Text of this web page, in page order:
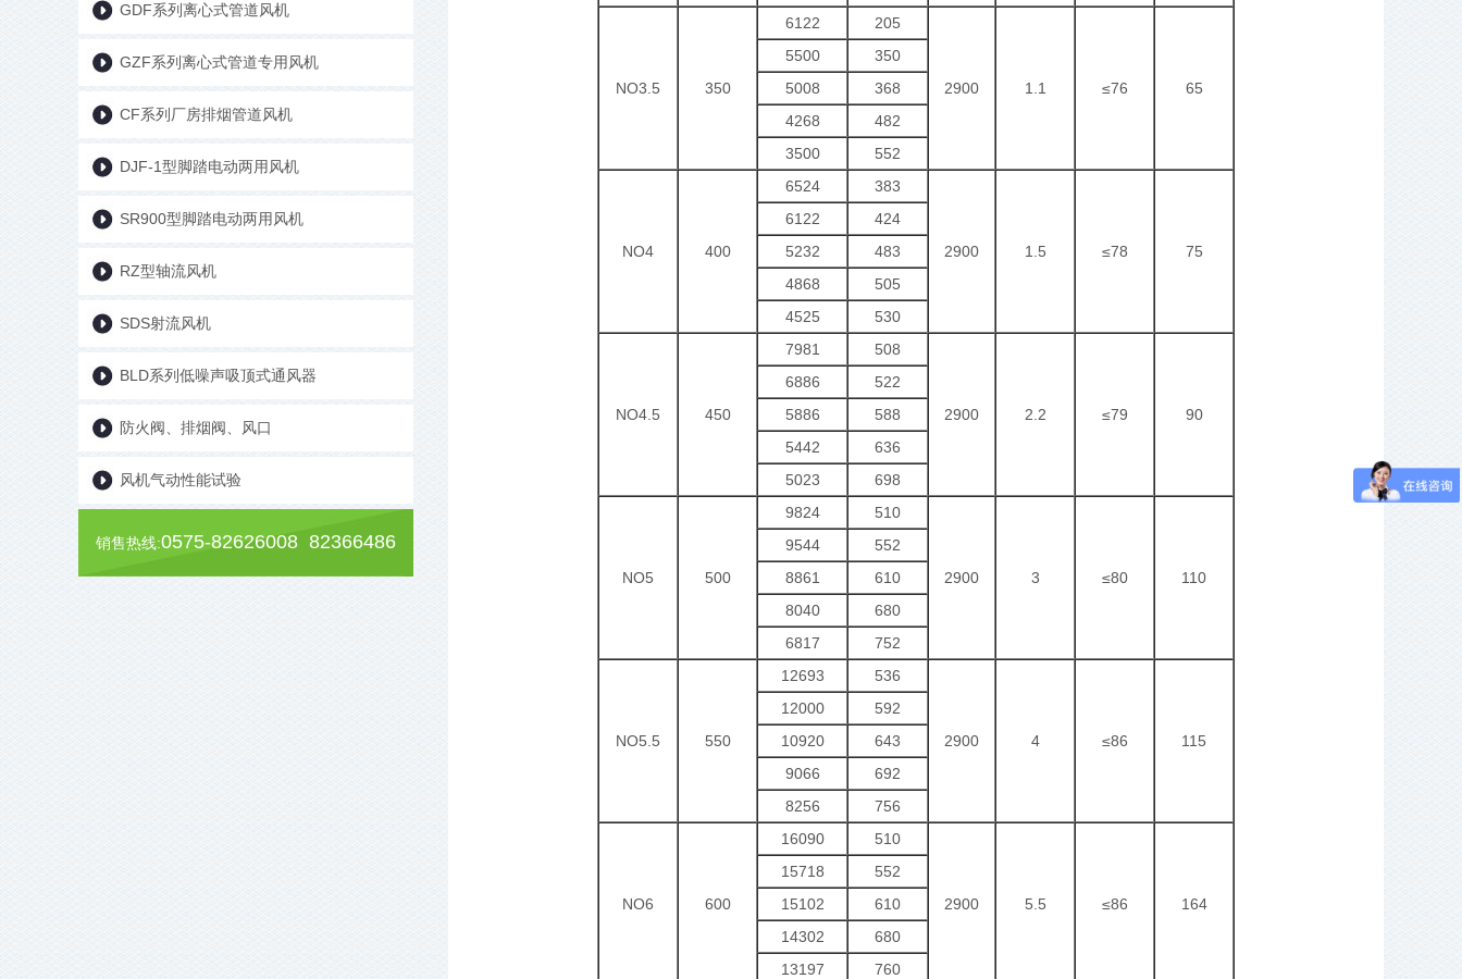
GDF系列离心式管道风机
GZF系列离心式管道专用风机
CF系列厂房排烟管道风机
DJF-1型脚踏电动两用风机
SR900型脚踏电动两用风机
RZ型轴流风机
SDS射流风机
BLD系列低噪声吸顶式通风器
防火阀、排烟阀、风口
风机气动性能试验
销售热线:0575-82626008 82366486
NO3.5 350
6122 205
2900 1.1 ≤76 65
5500
350
5008
368
4268
482
3500
552
NO4 400
6524 383
2900 1.5 ≤78 75
6122
424
5232
483
4868
505
4525
530
NO4.5 450
7981 508
2900 2.2 ≤79 90
6886
522
5886
588
5442
636
5023
698
NO5 500
9824 510
2900 3 ≤80 110
9544
552
8861
610
8040
680
6817
752
NO5.5 550
12693 536
2900 4 ≤86 115
12000
592
10920
643
9066
692
8256
756
NO6 600
16090 510
2900 5.5 ≤86 164
15718
552
15102
610
14302
680
13197
760